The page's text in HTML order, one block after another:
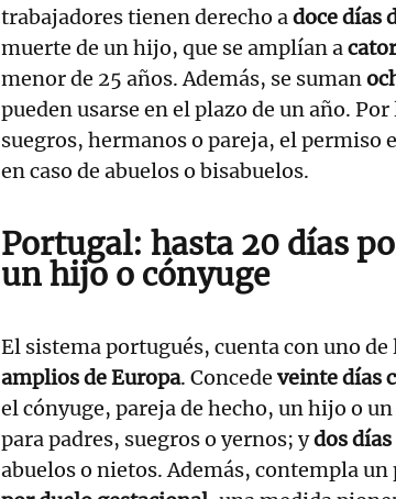
trabajadores tienen derecho adoce días
muerte de un hijo, que se amplían a
menor de 25 años. Además, se suman
pueden usarse en el plazo de un año.
suegros, hermanos o pareja, el permiso
en caso de abuelos o bisabuelos.
Portugal: hasta 20 días
un hijo o cónyuge
El sistema portugués, cuenta con uno de
amplios de Europa. Concede veinte días
el cónyuge, pareja de hecho, un hijo o
para padres, suegros o yernos; ydos días
abuelos o nietos. Además, contempla un